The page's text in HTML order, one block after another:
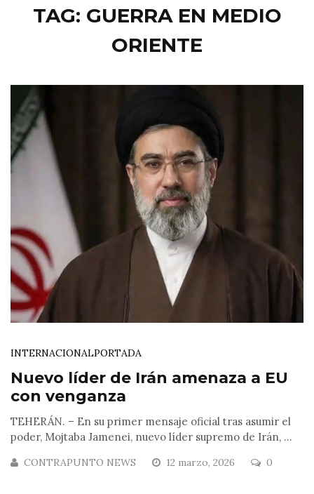
TAG: GUERRA EN MEDIO
ORIENTE
INTERNACIONALPORTADA
Nuevo líder de Irán amenaza a EU
con venganza
TEHERÁN. – En su primer mensaje oficial tras asumir el
poder, Mojtaba Jamenei, nuevo líder supremo de Irán, ...
CONTRAPUNTO NEWS 12 marzo, 2026 0